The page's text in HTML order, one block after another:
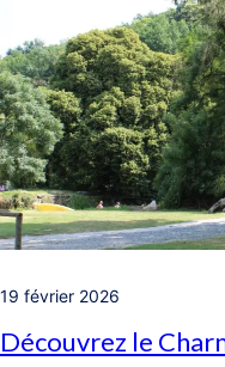
19 février 2026
Découvrez le